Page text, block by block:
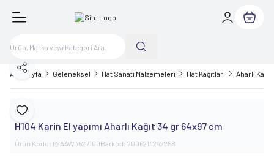
Sepetim
Ana Sayfa Geleneksel Hat Sanatı Malzemeleri Hat Kağıtları Aharlı Kağıt
Favoriye Ekle
Paylaş
Karin
H104 Karin El yapımı Aharlı Kağıt 34 gr 64x97 cm
Ürün Kodu: 62AAW3527100Barkod: 2006214242258